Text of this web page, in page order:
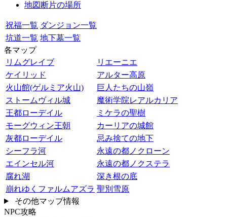
地図断片の場所
祝福一覧 ダンジョン一覧
坑道一覧 地下墓一覧
各マップ
リムグレイブ
リエーニエ
ケイリッド
アルター高原
火山館(ゲルミア火山)
巨人たちの山嶺
ストームヴィル城
魔術学院レアルカリア
王都ローデイル
ミケラの聖樹
モーグウィン王朝
カーリアの城館
灰都ローデイル
忌み捨ての地下
シーフラ河
永遠の都ノクローン
エインセル河
永遠の都ノクステラ
腐れ湖
深き根の底
崩れゆくファルムアズラ 聖別雪原
その他マップ情報
NPC攻略